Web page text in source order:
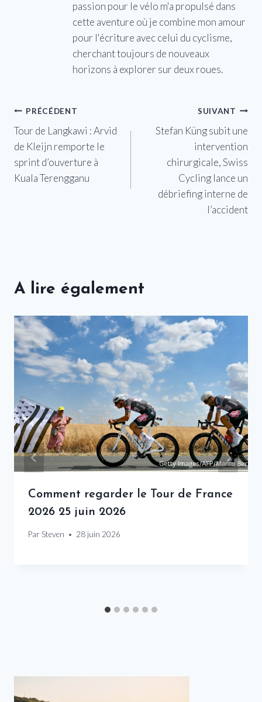
passion pour le vélo m'a propulsé dans
cette aventure où je combine mon amour
pour l'écriture avec celui du cyclisme,
cherchant toujours de nouveaux
horizons à explorer sur deux roues.
Navigation
de
l’article
PRÉCÉDENT
Tour de Langkawi : Arvid
de Kleijn remporte le
sprint d’ouverture à
Kuala Terengganu
SUIVANT
Stefan Küng subit une
intervention
chirurgicale, Swiss
Cycling lance un
débriefing interne de
l’accident
A lire également
Comment regarder le Tour de France
2026 25 juin 2026
Par Steven 28 juin 2026